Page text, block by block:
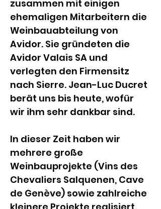
zusammen mit einigen
ehemaligen Mitarbeitern die
Weinbauabteilung von
Avidor. Sie gründeten die
Avidor Valais SA und
verlegten den Firmensitz
nach Sierre. Jean-Luc Ducret
berät uns bis heute, wofür
wir ihm sehr dankbar sind.
In dieser Zeit haben wir
mehrere große
Weinbauprojekte (Vins des
Chevaliers Salquenen, Cave
de Genève) sowie zahlreiche